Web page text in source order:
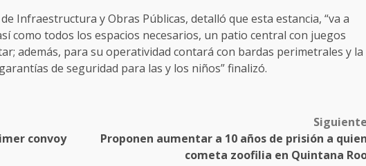
Infraestructura y Obras Públicas, detalló que esta estancia, “va a
como todos los espacios necesarios, un patio central con juegos
además, para su operatividad contará con bardas perimetrales y la
de seguridad para las y los niños” finalizó.
convoy
Siguiente
Proponen aumentar a 10 años de prisión a quien
cometa zoofilia en Quintana